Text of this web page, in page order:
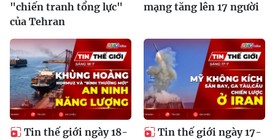
"chiến tranh tổng lực"
của Tehran
mạng tăng lên 17 người
Tin thế giới ngày 18-
Tin thế giới ngày 17-